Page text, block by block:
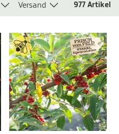
Versand 977 Artikel